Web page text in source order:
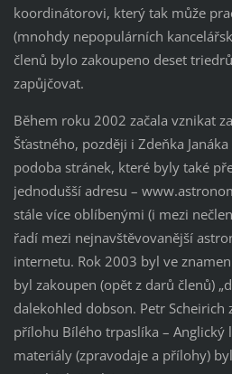
koordinátorovi, který tak může
(mnohdy nepopulárních
členů bylo zakoupeno deset
zapůjčovat.
Během roku 2002 začala vznikat
Šťastného, později i Zdeňka
podoba stránek, které byly také
jednodušší adresu –
stále více oblíbenými (i mezi
řadí mezi nejnavštěvovanější
internetu. Rok 2003 byl ve
byl zakoupen (opět z darů členů)
dalekohled dobson. Petr Scheirich
přílohu Bílého trpaslíka – Anglický
materiály (zpravodaje a přílohy)